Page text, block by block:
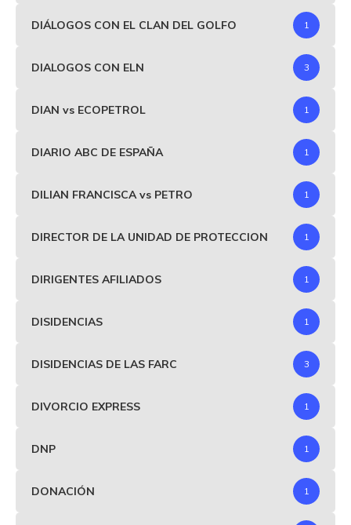
DIÁLOGOS CON EL CLAN DEL GOLFO 1
DIALOGOS CON ELN 3
DIAN vs ECOPETROL 1
DIARIO ABC DE ESPAÑA 1
DILIAN FRANCISCA vs PETRO 1
DIRECTOR DE LA UNIDAD DE PROTECCION 1
DIRIGENTES AFILIADOS 1
DISIDENCIAS 1
DISIDENCIAS DE LAS FARC 3
DIVORCIO EXPRESS 1
DNP 1
DONACIÓN 1